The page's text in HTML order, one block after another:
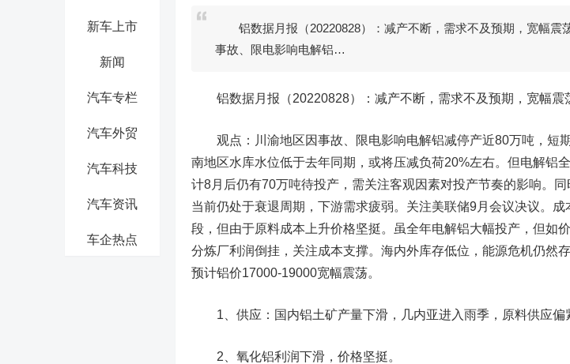
新车上市
新闻
汽车专栏
汽车外贸
汽车科技
汽车资讯
车企热点
铝数据月报（20220828）：减产不断，需求不及预期，宽幅
事故、限电影响电解铝…
铝数据月报（20220828）：减产不断，需求不及预期，宽幅震
观点：川渝地区因事故、限电影响电解铝减停产近80万吨，短
南地区水库水位低于去年同期，或将压减负荷20%左右。但电解铝
计8月后仍有70万吨待投产，需关注客观因素对投产节奏的影响。同
当前仍处于衰退周期，下游需求疲弱。关注美联储9月会议决议。
段，但由于原料成本上升价格坚挺。虽全年电解铝大幅投产，但如
分炼厂利润倒挂，关注成本支撑。海内外库存低位，能源危机仍然
预计铝价17000-19000宽幅震荡。
1、供应：国内铝土矿产量下滑，几内亚进入雨季，原料供应偏
2、氧化铝利润下滑，价格坚挺。